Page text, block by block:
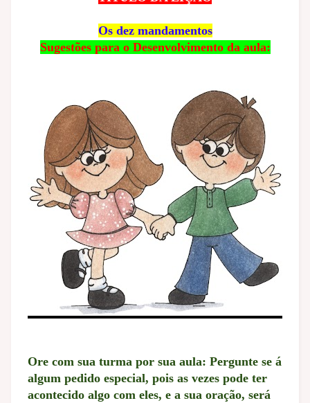
Os dez mandamentos
Sugestões para o Desenvolvimento da aula:
Ore com sua turma por sua aula: Pergunte se á
algum pedido especial, pois as vezes pode ter
acontecido algo com eles, e a sua oração, será